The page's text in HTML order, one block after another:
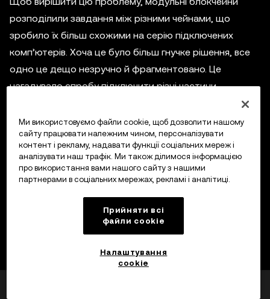
розподілили завдання між різними чейнами, що
зробило їх більш схожими на серію підключених
комп’ютерів. Хоча це було більш гнучке рішення, все
одно це дещо незручно й фрагментовано. Це
нагадувало спробу підключити різні частини
Що робить AggLayer особливим?
AggLayerпоєднує простоту традиційних блокчейнів
із гнучкістю модульних. Він з’єднує різні блокчейни в
єдину безперебійну мережу за допомогою
передових криптографічних засобів. Це все одно, що
перетворити ці ізольовані острови на гарно
сполучене місто, де легко й швидко переміщатися з
Ми використовуємо файли cookie, щоб дозволити нашому
сайту працювати належним чином, персоналізувати
контент і рекламу, надавати функції соціальних мереж і
аналізувати наш трафік. Ми також ділимося інформацією
про використання вами нашого сайту з нашими
партнерами в соціальних мережах, рекламі і аналітиці.
Прийняти всі
файли сookie
Налаштування
cookie